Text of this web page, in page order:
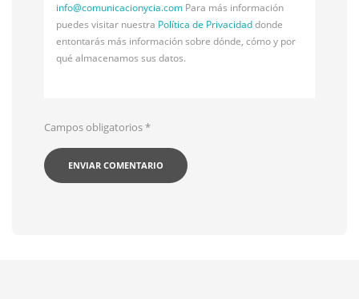
info@comunicacionycia.com Para más información
puedes visitar nuestra Política de Privacidaddonde
entontarás más información sobre dónde, cómo y por
qué almacenamos sus datos.
Campos obligatorios*